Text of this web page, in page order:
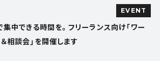
EVENT
集中できる時間を。フリーランス向け「ワー
相談会」を開催します